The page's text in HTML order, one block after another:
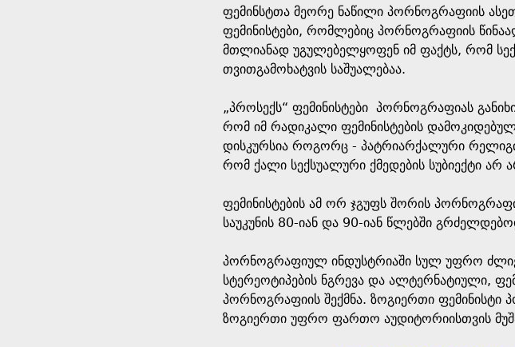
ფემინსტთა მეორე ნაწილი პორნოგრაფიის
ფემინისტები, რომლებიც პორნოგრაფიის
მთლიანად უგულებელყოფენ იმ ფაქტს, რომ
თვითგამოხატვის საშუალებაა.
„პროსექს“ ფემინისტები პორნოგრაფიას
რომ იმ რადიკალი ფემინისტების
დისკურსია როგორც - პატრიარქალური
რომ ქალი სექსუალური ქმედების სუბიექტი არ
ფემინისტების ამ ორ ჯგუფს შორის
საუკუნის 80-იან და 90-იან წლებში
პორნოგრაფიულ ინდუსტრიაში სულ უფრო
სტერეოტიპების ნგრევა და ალტერნატიული,
პორნოგრაფიის შექმნა. ზოგიერთი ფემინისტი
ზოგიერთი უფრო ფართო აუდიტორიისთვის